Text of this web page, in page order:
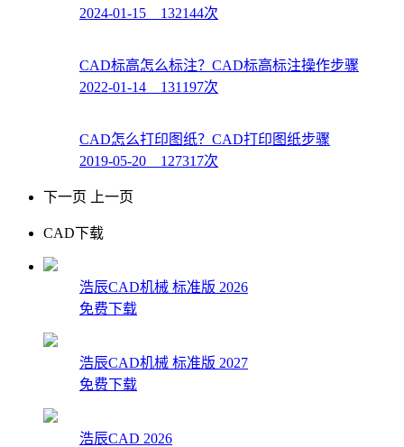
2024-01-15 132144次
CAD标高怎么标注？CAD标高标注操作步骤
2022-01-14 131197次
CAD怎么打印图纸？CAD打印图纸步骤
2019-05-20 127317次
下一页 上一页
CAD下载
浩辰CAD机械 标准版 2026
免费下载
浩辰CAD机械 标准版 2027
免费下载
浩辰CAD 2026